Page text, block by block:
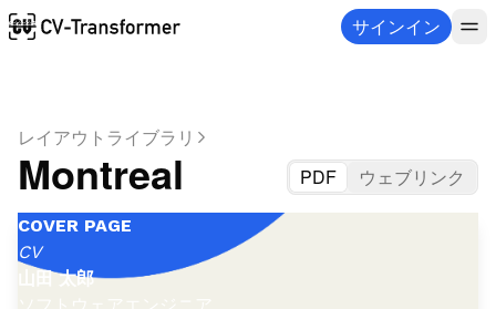
サインイン
レイアウトライブラリ
Montreal PDF ウェブリンク
COVER PAGE
CV
山田 太郎